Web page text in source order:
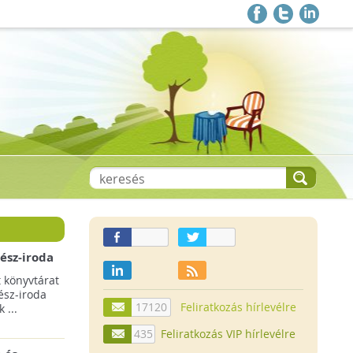
iroda
könyvtárat
iroda
...
17120
Feliratkozás hírlevélre
435
Feliratkozás VIP hírlevélre